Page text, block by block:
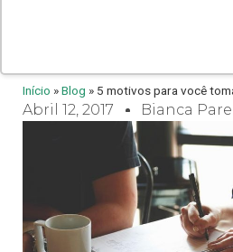
Início »Blog » 5 motivos para você
Abril 12, 2017 Bianca